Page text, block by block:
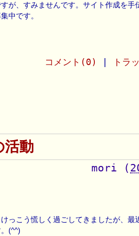
すが、すみませんです。サイト作成を手
中です。
コメント(0) トラ
活動
mori (
っこう慌しく過ごしてきましたが、最
(^^)